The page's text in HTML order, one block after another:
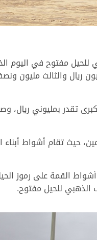
ملايين و500 ألف ريال لشوط السيف الفضي
تقام أشواط أبناء
من خلال أشواط القمة على
للحيل مفتوح.